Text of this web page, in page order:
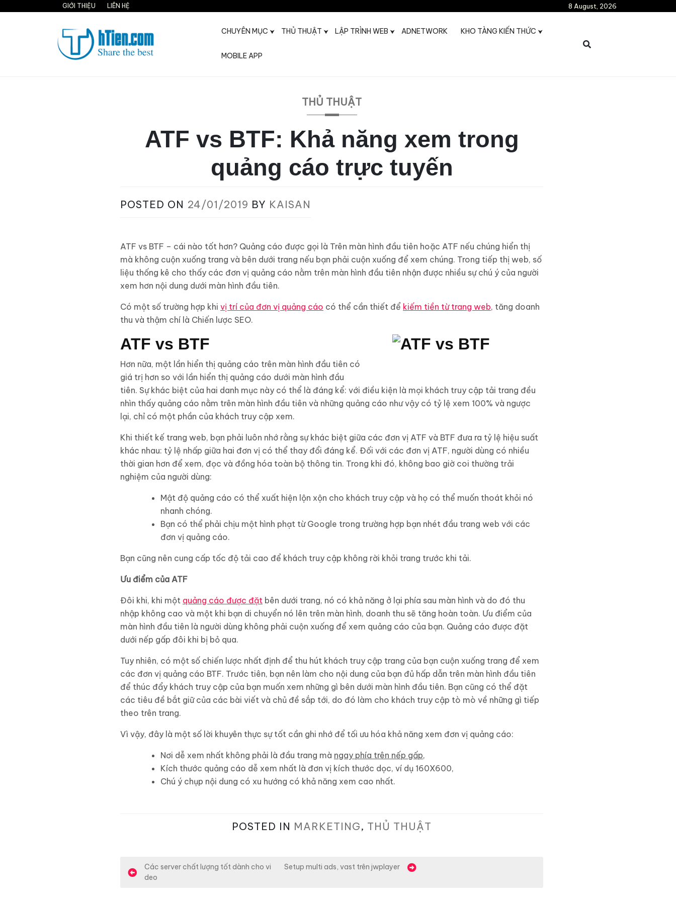
GIỚI THIỆU LIÊN HỆ 8 August, 2026
CHUYÊN MỤC THỦ THUẬT LẬP TRÌNH WEB ADNETWORK KHO TÀNG KIẾN THỨC
MOBILE APP
THỦ THUẬT
ATF vs BTF: Khả năng xem trong
quảng cáo trực tuyến
POSTED ON 24/01/2019 BY KAISAN
ATF vs BTF – cái nào tốt hơn? Quảng cáo được gọi là Trên màn hình đầu tiên hoặc ATF nếu chúng hiển thị
mà không cuộn xuống trang và bên dưới trang nếu bạn phải cuộn xuống để xem chúng. Trong tiếp thị web, số
liệu thống kê cho thấy các đơn vị quảng cáo nằm trên màn hình đầu tiên nhận được nhiều sự chú ý của người
xem hơn nội dung dưới màn hình đầu tiên.
Có một số trường hợp khi vị trí của đơn vị quảng cáo có thể cần thiết để kiếm tiền từ trang web, tăng doanh
thu và thậm chí là Chiến lược SEO.
ATF vs BTF
Hơn nữa, một lần hiển thị quảng cáo trên màn hình đầu tiên có
giá trị hơn so với lần hiển thị quảng cáo dưới màn hình đầu
tiên. Sự khác biệt của hai danh mục này có thể là đáng kể: với điều kiện là mọi khách truy cập tải trang đều
nhìn thấy quảng cáo nằm trên màn hình đầu tiên và những quảng cáo như vậy có tỷ lệ xem 100% và ngược
lại, chỉ có một phần của khách truy cập xem.
Khi thiết kế trang web, bạn phải luôn nhớ rằng sự khác biệt giữa các đơn vị ATF và BTF đưa ra tỷ lệ hiệu suất
khác nhau: tỷ lệ nhấp giữa hai đơn vị có thể thay đổi đáng kể. Đối với các đơn vị ATF, người dùng có nhiều
thời gian hơn để xem, đọc và đồng hóa toàn bộ thông tin. Trong khi đó, không bao giờ coi thường trải
nghiệm của người dùng:
Mật độ quảng cáo có thể xuất hiện lộn xộn cho khách truy cập và họ có thể muốn thoát khỏi nó
nhanh chóng.
Bạn có thể phải chịu một hình phạt từ Google trong trường hợp bạn nhét đầu trang web với các
đơn vị quảng cáo.
Bạn cũng nên cung cấp tốc độ tải cao để khách truy cập không rời khỏi trang trước khi tải.
Ưu điểm của ATF
Đôi khi, khi một quảng cáo được đặt bên dưới trang, nó có khả năng ở lại phía sau màn hình và do đó thu
nhập không cao và một khi bạn di chuyển nó lên trên màn hình, doanh thu sẽ tăng hoàn toàn. Ưu điểm của
màn hình đầu tiên là người dùng không phải cuộn xuống để xem quảng cáo của bạn. Quảng cáo được đặt
dưới nếp gấp đôi khi bị bỏ qua.
Tuy nhiên, có một số chiến lược nhất định để thu hút khách truy cập trang của bạn cuộn xuống trang để xem
các đơn vị quảng cáo BTF. Trước tiên, bạn nên làm cho nội dung của bạn đủ hấp dẫn trên màn hình đầu tiên
để thúc đẩy khách truy cập của bạn muốn xem những gì bên dưới màn hình đầu tiên. Bạn cũng có thể đặt
các tiêu đề bắt giữ của các bài viết và chủ đề sắp tới, do đó làm cho khách truy cập tò mò về những gì tiếp
theo trên trang.
Vì vậy, đây là một số lời khuyên thực sự tốt cần ghi nhớ để tối ưu hóa khả năng xem đơn vị quảng cáo:
Nơi dễ xem nhất không phải là đầu trang mà ngay phía trên nếp gấp,
Kích thước quảng cáo dễ xem nhất là đơn vị kích thước dọc, ví dụ 160X600,
Chú ý chụp nội dung có xu hướng có khả năng xem cao nhất.
POSTED IN MARKETING, THỦ THUẬT
Đ
Các server chất lượng tốt dành cho vi
deo
Setup multi ads, vast trên jwplayer